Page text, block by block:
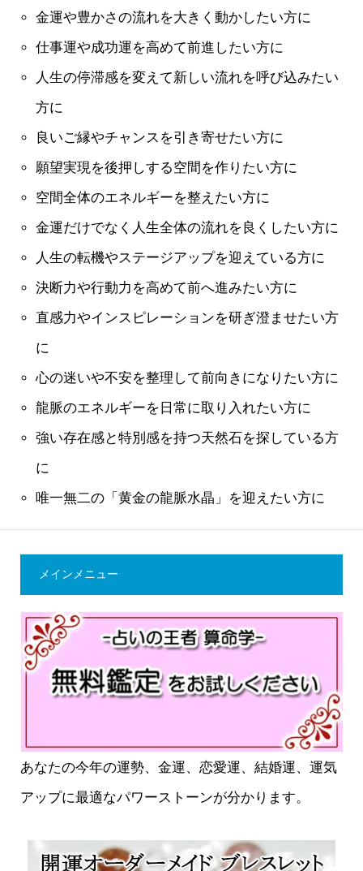
金運や豊かさの流れを大きく動かしたい方に
仕事運や成功運を高めて前進したい方に
人生の停滞感を変えて新しい流れを呼び込みたい
方に
良いご縁やチャンスを引き寄せたい方に
願望実現を後押しする空間を作りたい方に
空間全体のエネルギーを整えたい方に
金運だけでなく人生全体の流れを良くしたい方に
人生の転機やステージアップを迎えている方に
決断力や行動力を高めて前へ進みたい方に
直感力やインスピレーションを研ぎ澄ませたい方
に
心の迷いや不安を整理して前向きになりたい方に
龍脈のエネルギーを日常に取り入れたい方に
強い存在感と特別感を持つ天然石を探している方
に
唯一無二の「黄金の龍脈水晶」を迎えたい方に
メインメニュー
あなたの今年の運勢、金運、恋愛運、結婚運、運気
アップに最適なパワーストーンが分かります。